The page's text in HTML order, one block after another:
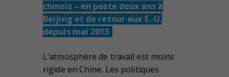
chinois – en poste deux ans à
Beijing et de retour aux É.-U.
depuis mai 2013
L’atmosphère de travail est moins
rigide en Chine. Les politiques